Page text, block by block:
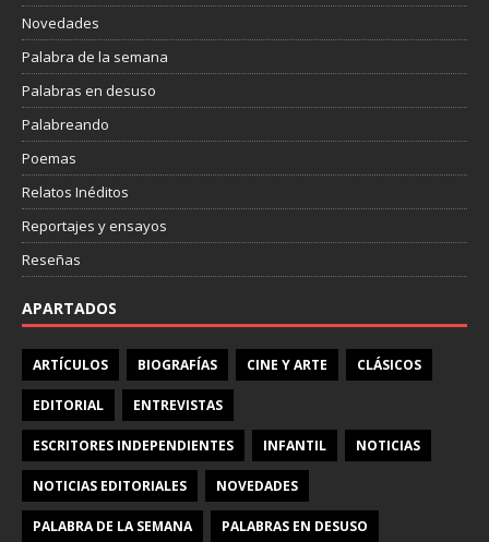
Novedades
Palabra de la semana
Palabras en desuso
Palabreando
Poemas
Relatos Inéditos
Reportajes y ensayos
Reseñas
APARTADOS
ARTÍCULOS BIOGRAFÍAS CINE Y ARTE CLÁSICOS
EDITORIAL ENTREVISTAS
ESCRITORES INDEPENDIENTES INFANTIL NOTICIAS
NOTICIAS EDITORIALES NOVEDADES
PALABRA DE LA SEMANA PALABRAS EN DESUSO